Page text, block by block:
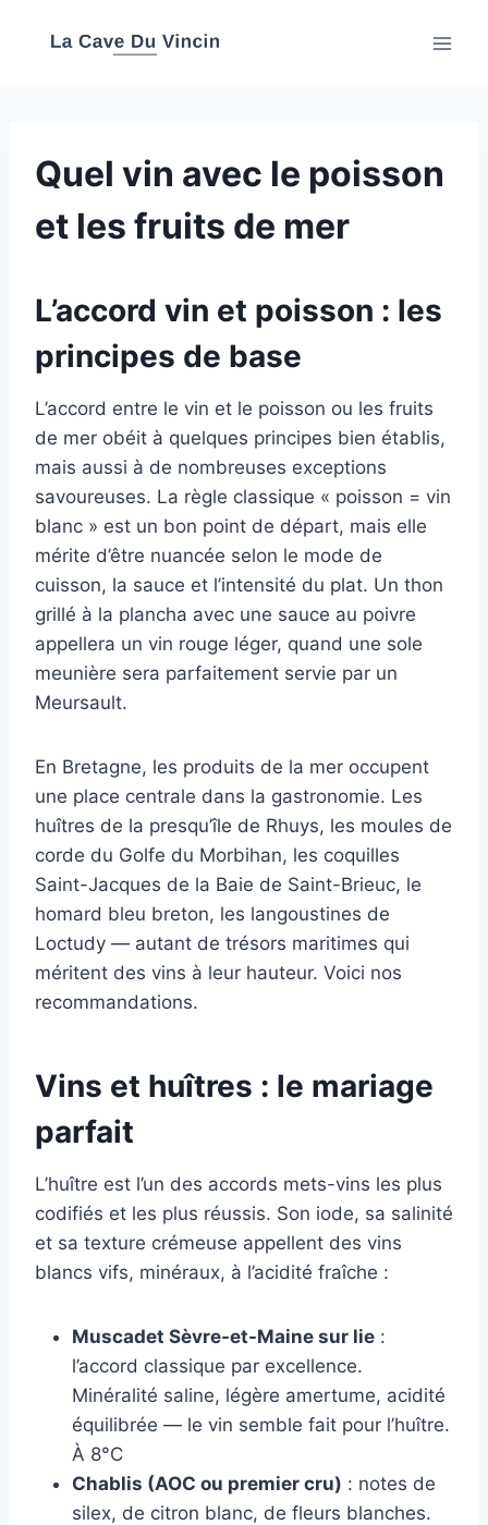
Quel vin avec le poisson
et les fruits de mer
L’accord vin et poisson : les
principes de base
L’accord entre le vin et le poisson ou les fruits
de mer obéit à quelques principes bien établis,
mais aussi à de nombreuses exceptions
savoureuses. La règle classique « poisson = vin
blanc » est un bon point de départ, mais elle
mérite d’être nuancée selon le mode de
cuisson, la sauce et l’intensité du plat. Un thon
grillé à la plancha avec une sauce au poivre
appellera un vin rouge léger, quand une sole
meunière sera parfaitement servie par un
Meursault.
En Bretagne, les produits de la mer occupent
une place centrale dans la gastronomie. Les
huîtres de la presqu’île de Rhuys, les moules de
corde du Golfe du Morbihan, les coquilles
Saint-Jacques de la Baie de Saint-Brieuc, le
homard bleu breton, les langoustines de
Loctudy — autant de trésors maritimes qui
méritent des vins à leur hauteur. Voici nos
recommandations.
Vins et huîtres : le mariage
parfait
L’huître est l’un des accords mets-vins les plus
codifiés et les plus réussis. Son iode, sa salinité
et sa texture crémeuse appellent des vins
blancs vifs, minéraux, à l’acidité fraîche :
Muscadet Sèvre-et-Maine sur lie :
l’accord classique par excellence.
Minéralité saline, légère amertume, acidité
équilibrée — le vin semble fait pour l’huître.
À 8°C
Chablis (AOC ou premier cru) : notes de
silex, de citron blanc, de fleurs blanches.